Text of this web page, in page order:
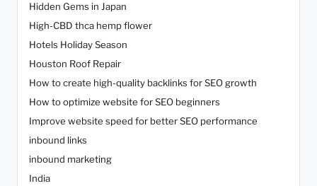
Hidden Gems in Japan
High-CBD thca hemp flower
Hotels Holiday Season
Houston Roof Repair
How to create high-quality backlinks for SEO growth
How to optimize website for SEO beginners
Improve website speed for better SEO performance
inbound links
inbound marketing
India